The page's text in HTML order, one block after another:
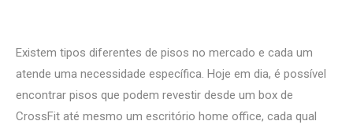
Existem tipos diferentes de pisos no mercado e cada um
atende uma necessidade específica. Hoje em dia, é possível
encontrar pisos que podem revestir desde um box de
CrossFit até mesmo um escritório home office, cada qual